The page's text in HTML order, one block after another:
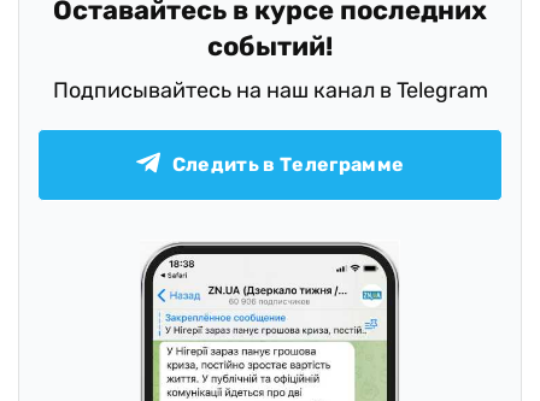
Оставайтесь в курсе последних
событий!
Подписывайтесь на наш канал в Telegram
Следить в Телеграмме